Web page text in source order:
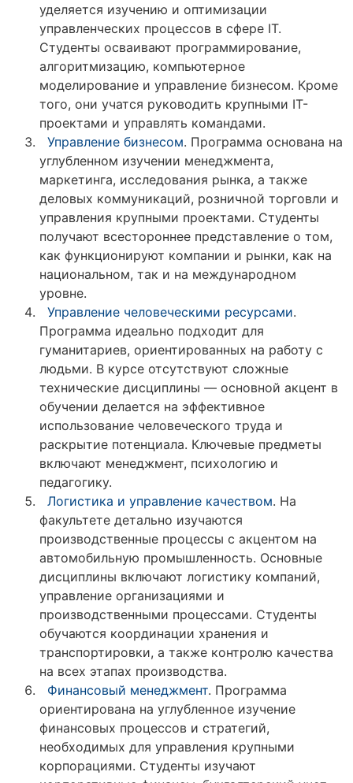
уделяется изучению и оптимизации
управленческих процессов в сфере IT.
Студенты осваивают программирование,
алгоритмизацию, компьютерное
моделирование и управление бизнесом. Кроме
того, они учатся руководить крупными IT-
проектами и управлять командами.
Управление бизнесом. Программа основана на
углубленном изучении менеджмента,
маркетинга, исследования рынка, а также
деловых коммуникаций, розничной торговли и
управления крупными проектами. Студенты
получают всестороннее представление о том,
как функционируют компании и рынки, как на
национальном, так и на международном
уровне.
Управление человеческими ресурсами.
Программа идеально подходит для
гуманитариев, ориентированных на работу с
людьми. В курсе отсутствуют сложные
технические дисциплины — основной акцент в
обучении делается на эффективное
использование человеческого труда и
раскрытие потенциала. Ключевые предметы
включают менеджмент, психологию и
педагогику.
Логистика и управление качеством. На
факультете детально изучаются
производственные процессы с акцентом на
автомобильную промышленность. Основные
дисциплины включают логистику компаний,
управление организациями и
производственными процессами. Студенты
обучаются координации хранения и
транспортировки, а также контролю качества
на всех этапах производства.
Финансовый менеджмент. Программа
ориентирована на углубленное изучение
финансовых процессов и стратегий,
необходимых для управления крупными
корпорациями. Студенты изучают